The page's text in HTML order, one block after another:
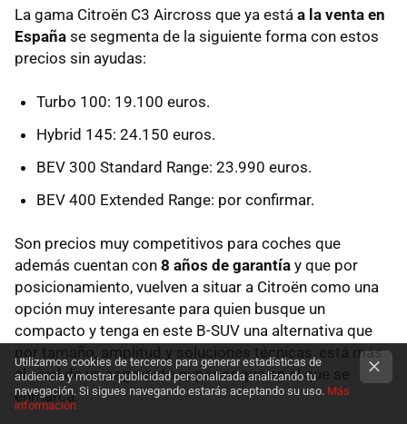
La gama Citroën C3 Aircross que ya está a la venta en
España se segmenta de la siguiente forma con estos
precios sin ayudas:
Turbo 100: 19.100 euros.
Hybrid 145: 24.150 euros.
BEV 300 Standard Range: 23.990 euros.
BEV 400 Extended Range: por confirmar.
Son precios muy competitivos para coches que
además cuentan con 8 años de garantía y que por
posicionamiento, vuelven a situar a Citroën como una
opción muy interesante para quien busque un
compacto y tenga en este B-SUV una alternativa que
por tamaño, amplitud y soluciones técnicas, está más
al nivel de un segmento superior que en el que se
enmarca.
Utilizamos cookies de terceros para generar estadísticas de
audiencia y mostrar publicidad personalizada analizando tu
navegación. Si sigues navegando estarás aceptando su uso. Más
información